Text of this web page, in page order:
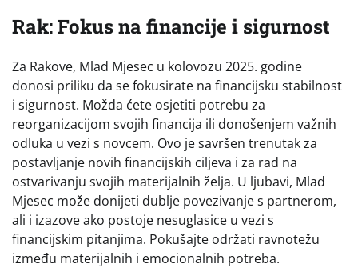
Rak: Fokus na financije i sigurnost
Za Rakove, Mlad Mjesec u kolovozu 2025. godine
donosi priliku da se fokusirate na financijsku stabilnost
i sigurnost. Možda ćete osjetiti potrebu za
reorganizacijom svojih financija ili donošenjem važnih
odluka u vezi s novcem. Ovo je savršen trenutak za
postavljanje novih financijskih ciljeva i za rad na
ostvarivanju svojih materijalnih želja. U ljubavi, Mlad
Mjesec može donijeti dublje povezivanje s partnerom,
ali i izazove ako postoje nesuglasice u vezi s
financijskim pitanjima. Pokušajte održati ravnotežu
između materijalnih i emocionalnih potreba.